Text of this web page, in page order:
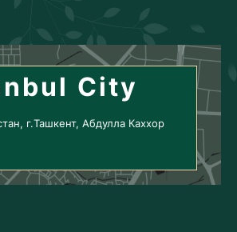
City
г.Ташкент, Абдулла Каххор